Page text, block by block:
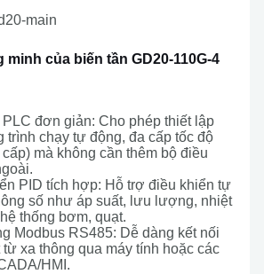
của biến tần GD20-110G-4
đơn giản: Cho phép thiết lập
trình chạy tự động, đa cấp tốc độ
mà không cần thêm bộ điều
PID tích hợp: Hỗ trợ điều khiển tự
số như áp suất, lưu lượng, nhiệt
thống bơm, quạt.
Modbus RS485: Dễ dàng kết nối
từ xa thông qua máy tính hoặc các
HMI.